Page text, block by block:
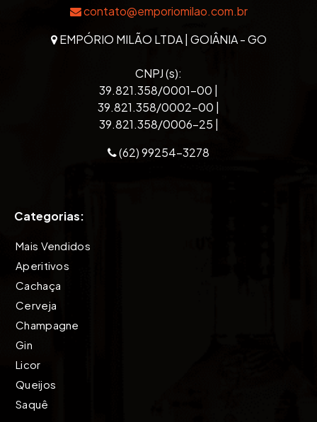
contato@emporiomilao.com.br
EMPÓRIO MILÃO LTDA | GOIÂNIA - GO
CNPJ (s):
39.821.358/0001-00 |
39.821.358/0002-00 |
39.821.358/0006-25 |
(62) 99254-3278
Categorias:
Mais Vendidos
Aperitivos
Cachaça
Cerveja
Champagne
Gin
Licor
Queijos
Saquê